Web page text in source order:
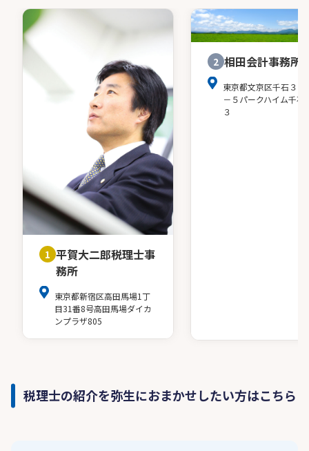
1 平賀大二郎税理士事
務所
東京都新宿区高田馬場1丁
目31番8号高田馬場ダイカ
ンプラザ805
2 相田会計事務所
東京都文京区千石３－
－５パークハイム千石
３
税理士の紹介を弥生におまかせしたい方はこちら